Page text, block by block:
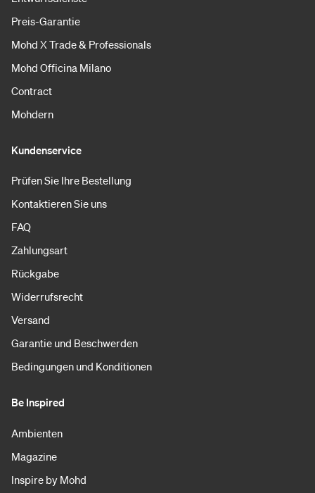
Preis-Garantie
Mohd X Trade & Professionals
Mohd Officina Milano
Contract
Mohdern
Kundenservice
Prüfen Sie Ihre Bestellung
Kontaktieren Sie uns
FAQ
Zahlungsart
Rückgabe
Widerrufsrecht
Versand
Garantie und Beschwerden
Bedingungen und Konditionen
Be Inspired
Ambienten
Magazine
Inspire by Mohd